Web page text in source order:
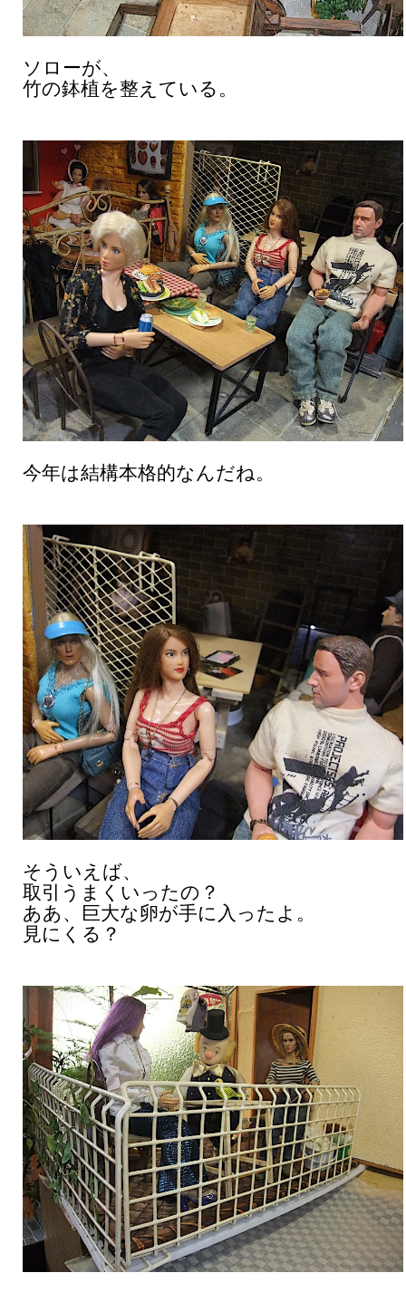
ソローが、
竹の鉢植を整えている。
今年は結構本格的なんだね。
そういえば、
取引うまくいったの？
ああ、巨大な卵が手に入ったよ。
見にくる？